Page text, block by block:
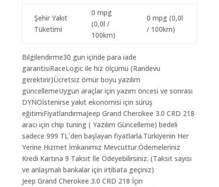
Şehir Yakıt
Tüketimi
0 mpg
(0,0l /
100km)
0 mpg (0,0l
/ 100km)
Bilgilendirme30 gun içinde para iade
garantisiRaceLogic ile hız ölçümü (Randevu
gerektirir)Ücretsiz ömür boyu yazılım
güncellemeUygun araçlar için yazım öncesi ve sonrası
DYNOİstenirse yakıt ekonomisi için sürüş
eğitimiFiyatlandırmaJeep Grand Cherokee 3.0 CRD 218
aracı için chip tuning ( Yazılım Güncelleme) bedeli
sadece 999 TL`den başlayan fiyatlarla.Türkiyenin Her
Yerine Hizmet İmkanımız Mevcuttur.Ödemeleriniz
Kredi Kartına 9 Taksit İle Ödeyebilirsiniz. (Taksit sayısı
ve anlaşmalı bankalar için irtibata geçiniz)
Jeep Grand Cherokee 3.0 CRD 218 İçin